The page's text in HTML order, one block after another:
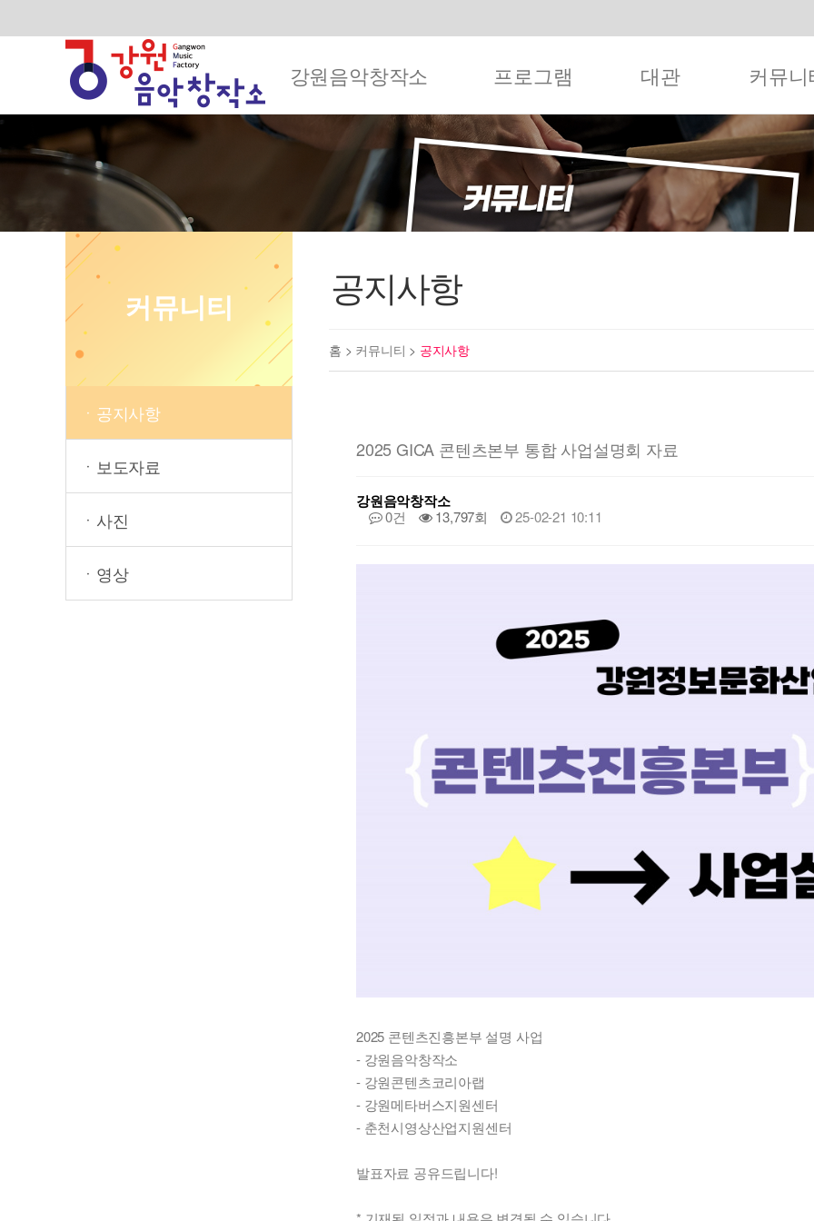
강원음악창작소 프로그램 대관 커뮤니
커뮤니티
ㆍ공지사항
ㆍ보도자료
ㆍ사진
ㆍ영상
공지사항
홈 > 커뮤니티 > 공지사항
2025 GICA 콘텐츠본부 통합 사업설명회 자료
강원음악창작소
0건 13,797회 25-02-21 10:11
2025 콘텐츠진흥본부 설명 사업
- 강원음악창작소
- 강원콘텐츠코리아랩
- 강원메타버스지원센터
- 춘천시영상산업지원센터
발표자료 공유드립니다!